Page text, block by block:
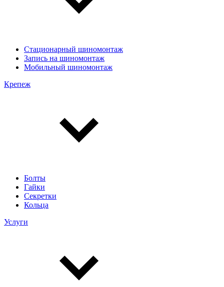
Стационарный шиномонтаж
Запись на шиномонтаж
Мобильный шиномонтаж
Крепеж
Болты
Гайки
Секретки
Кольца
Услуги